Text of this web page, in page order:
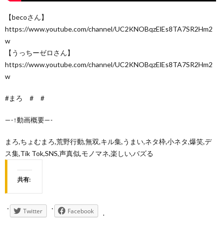
【becoさん】
https://www.youtube.com/channel/UC2KNOBqzElEs8TA7SR2Hm2
w
【うっちーゼロさん】
https://www.youtube.com/channel/UC2KNOBqzElEs8TA7SR2Hm2
w
#まろ # #
—-↑動画概要—-
まろ,ちょむまろ,荒野行動,無双,キル集,うまい,ネタ枠,小ネタ,爆笑,デ
ス集,Tik Tok,SNS,声真似,モノマネ,楽しい,バズる
共有:
Twitter Facebook